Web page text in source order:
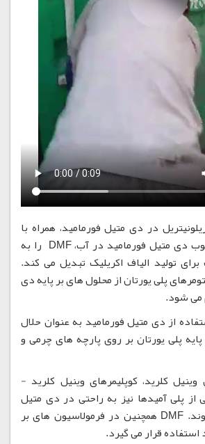
در دی متیل فورمامید، همراه با
قابلیت حل پذیری خوب دی متیل فورمامید در آب، DMF را به
تولید الیاف اکریلیک تبدیل می کند.
پلی یورتان از محلول های بر پایه دی
می شود.
از دی متیل فورمامید به عنوان حلال
پلی یورتان بر روی پارچه های چرمی و
وینیل کلرید، کوپلیمرهای وینیل کلرید -
از پلی آمیدها نیز به راحتی در دی متیل
فورمامید حل می شوند. DMF همچنین در فرمولاسیون های بر
قرار می گیرد.